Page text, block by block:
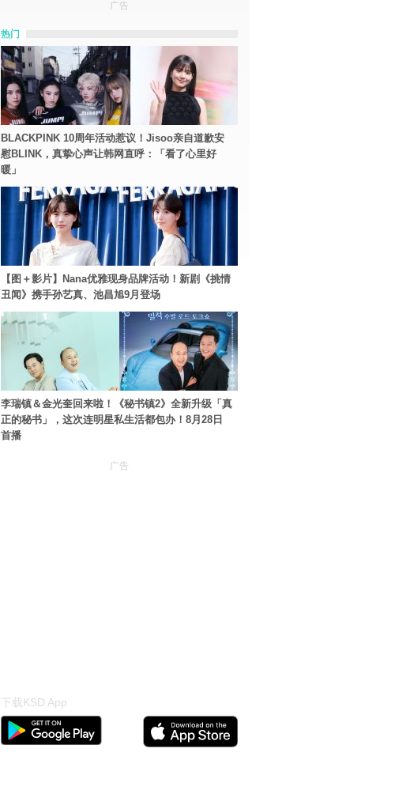
广告
热门
BLACKPINK 10周年活动惹议！Jisoo亲自道歉安
慰BLINK，真挚心声让韩网直呼：「看了心里好
暖」
【图＋影片】Nana优雅现身品牌活动！新剧《挑情
丑闻》携手孙艺真、池昌旭9月登场
李瑞镇＆金光奎回来啦！《秘书镇2》全新升级「真
正的秘书」，这次连明星私生活都包办！8月28日
首播
广告
下载KSD App